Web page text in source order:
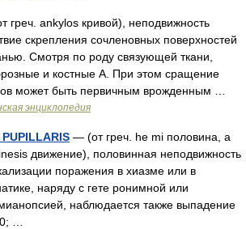
греч. ankylos кривой), неподвижность
скрепления сочленовных поверхностей
Смотря по роду связующей ткани,
и костные А. При этом сращение
может быть первичным врожденным …
энциклопедия
PUPILLARIS — (от греч. he mi половина, а
движение), половинная неподвижность
поражения в хиазме или в
наряду с гете ронимной или
наблюдается также выпадение
…